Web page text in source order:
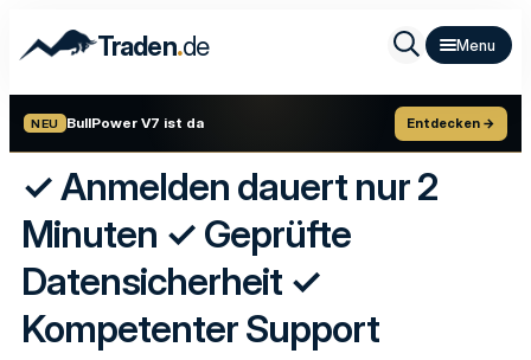
Traden.de
NEU BullPower V7 ist da Entdecken →
✓ Anmelden dauert nur 2
Minuten ✓ Geprüfte
Datensicherheit ✓
Kompetenter Support